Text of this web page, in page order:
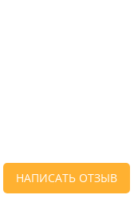
НАПИСАТЬ ОТЗЫВ